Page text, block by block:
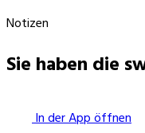
Notizen
Sie haben die
In der App öffnen